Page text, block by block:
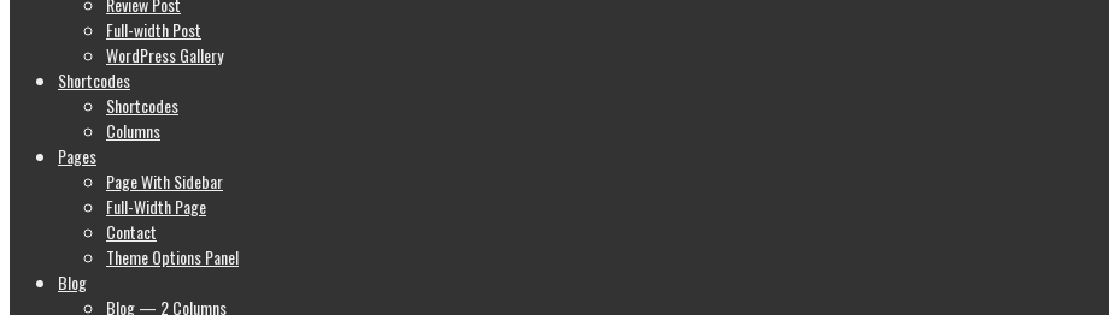
Full-width Post
WordPress Gallery
Shortcodes
Shortcodes
Columns
Pages
Page With Sidebar
Full-Width Page
Contact
Theme Options Panel
Blog
Blog — 2 Columns